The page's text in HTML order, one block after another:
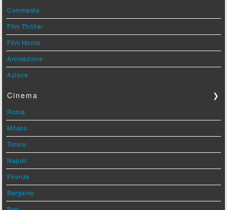
Commedie
Film Thriller
Film Horror
Animazione
Azione
Cinema ❯
Roma
Milano
Torino
Napoli
Firenze
Bergamo